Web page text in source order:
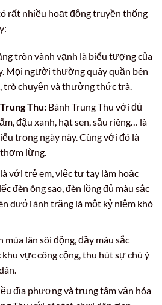
rất nhiều hoạt động truyền thống
tròn vành vạnh là biểu tượng của
Mọi người thường quây quần bên
trò chuyện và thưởng thức trà.
Thu:Bánh Trung Thu với đủ
đậu xanh, hạt sen, sầu riêng… là
trong ngày này. Cùng với đó là
lừng.
với trẻ em, việc tự tay làm hoặc
đèn ông sao, đèn lồng đủ màu sắc
dưới ánh trăng là một kỷ niệm khó
lân sôi động, đầy màu sắc
vực công cộng, thu hút sự chú ý
địa phương và trung tâm văn hóa